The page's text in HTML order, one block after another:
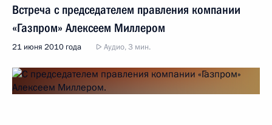
Встреча с председателем правления компании
«Газпром» Алексеем Миллером
21 июня 2010 года Аудио, 3 мин.